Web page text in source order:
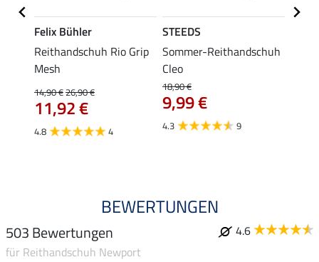
Felix Bühler
Reithandschuh Rio Grip
Mesh
14,90 €26,90 €
11,92 €
4.8 4
STEEDS
Sommer-Reithandschuh
Cleo
18,90 €
9,99 €
4.3 9
BEWERTUNGEN
503 Bewertungen
4.6
für Reithandschuh Newport